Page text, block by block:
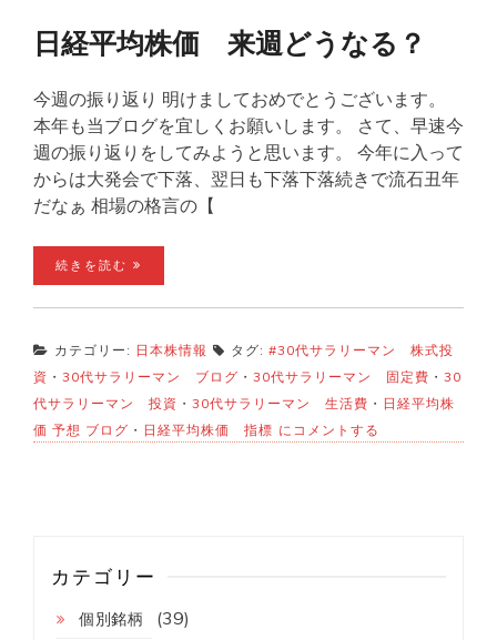
日経平均株価 来週どうなる？
今週の振り返り 明けましておめでとうございます。
本年も当ブログを宜しくお願いします。 さて、早速今
週の振り返りをしてみようと思います。 今年に入って
からは大発会で下落、翌日も下落下落続きで流石丑年
だなぁ 相場の格言の【
続きを読む
カテゴリー: 日本株情報 タグ: #30代サラリーマン 株式投
資 ・ 30代サラリーマン ブログ ・ 30代サラリーマン 固定費 ・ 30
代サラリーマン 投資 ・ 30代サラリーマン 生活費 ・ 日経平均株
価 予想 ブログ ・ 日経平均株価 指標 日
経
にコメントする
カテゴリー
個別銘柄 (39)